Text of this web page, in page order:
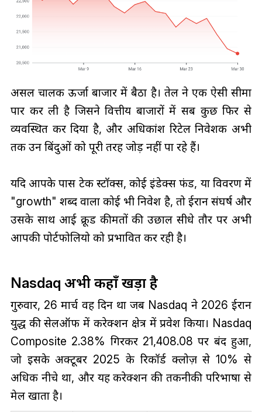
असल चालक ऊर्जा बाजार में बैठा है। तेल ने एक ऐसी सीमा
पार कर ली है जिसने वित्तीय बाजारों में सब कुछ फिर से
व्यवस्थित कर दिया है, और अधिकांश रिटेल निवेशक अभी
तक उन बिंदुओं को पूरी तरह जोड़ नहीं पा रहे हैं।
यदि आपके पास टेक स्टॉक्स, कोई इंडेक्स फंड, या विवरण में
"growth" शब्द वाला कोई भी निवेश है, तो ईरान संघर्ष और
उसके साथ आई क्रूड कीमतों की उछाल सीधे तौर पर अभी
आपकी पोर्टफोलियो को प्रभावित कर रही है।
Nasdaq अभी कहाँ खड़ा है
गुरुवार, 26 मार्च वह दिन था जब Nasdaq ने 2026 ईरान
युद्ध की सेलऑफ में करेक्शन क्षेत्र में प्रवेश किया। Nasdaq
Composite 2.38% गिरकर 21,408.08 पर बंद हुआ,
जो इसके अक्टूबर 2025 के रिकॉर्ड क्लोज़ से 10% से
अधिक नीचे था, और यह करेक्शन की तकनीकी परिभाषा से
मेल खाता है।